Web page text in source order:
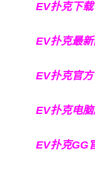
EV扑克下载
EV扑克最新
EV扑克官方
EV扑克电脑
EV扑克GG